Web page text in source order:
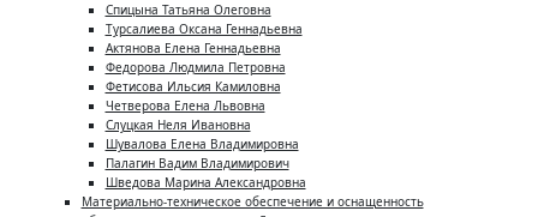
Спицына Татьяна Олеговна
Турсалиева Оксана Геннадьевна
Актянова Елена Геннадьевна
Федорова Людмила Петровна
Фетисова Ильсия Камиловна
Четверова Елена Львовна
Слуцкая Неля Ивановна
Шувалова Елена Владимировна
Палагин Вадим Владимирович
Шведова Марина Александровна
Материально-техническое обеспечение и оснащенность